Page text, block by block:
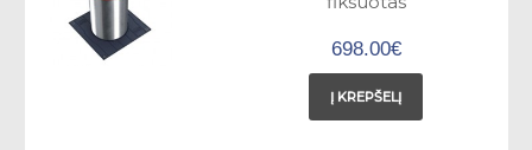
698.00€
Į KREPŠELĮ